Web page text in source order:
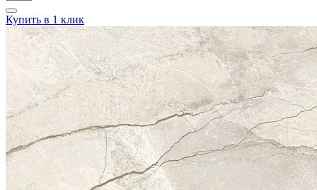
Купить в 1 клик